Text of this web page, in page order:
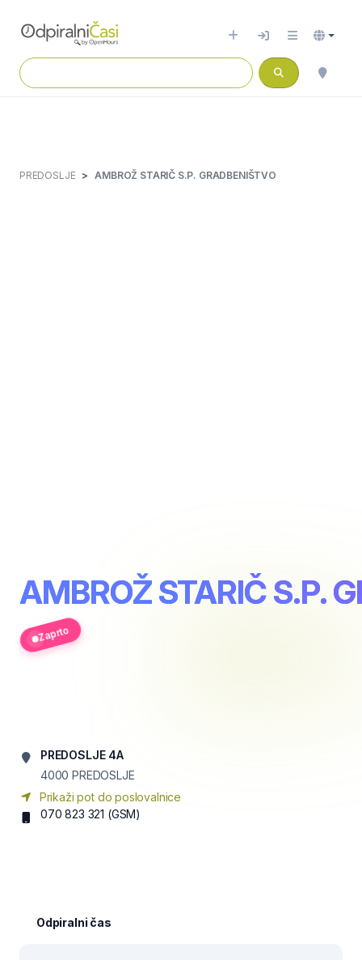
PREDOSLJE AMBROŽ STARIČ S.P. GRADBENIŠTVO
AMBROŽ STARIČ S.P.
Zaprto
PREDOSLJE 4A
4000 PREDOSLJE
Prikaži pot do poslovalnice
070 823 321 (GSM)
Odpiralni čas